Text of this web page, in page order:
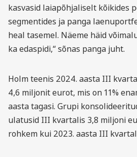
kasvasid laiapõhjaliselt kõikides
segmentides ja panga
heal tasemel. Näeme häid
ka edaspidi,“ sõnas panga juht.
Holm teenis 2024. aasta III
4,6 miljonit eurot, mis on 11%
aasta tagasi. Grupi
ulatusid III kvartalis 3,8 miljoni
rohkem kui 2023. aasta III